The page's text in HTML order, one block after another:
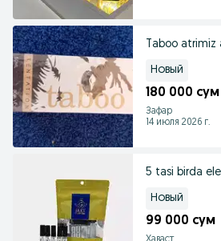
Taboo atrimiz
Новый
180 000 сум
Зафар
14 июля 2026 г.
5 tasi birda
Новый
99 000 сум